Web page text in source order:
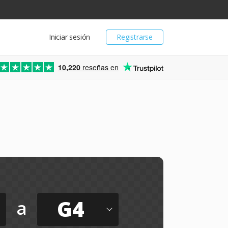
Registrarse
Iniciar sesión
10,220 reseñas en
a G4